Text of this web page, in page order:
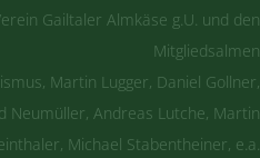
Gailtaler Almkäse g.U. und den
Mitgliedsalmen
Martin Lugger, Daniel Gollner,
Neumüller, Andreas Lutche, Martin
Michael Stabentheiner, e.a.